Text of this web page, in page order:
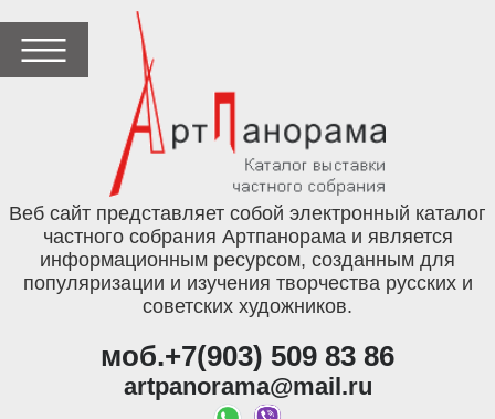
Веб сайт представляет собой электронный каталог
частного собрания Артпанорама и является
информационным ресурсом, созданным для
популяризации и изучения творчества русских и
советских художников.
моб.+7(903) 509 83 86
artpanorama@mail.ru